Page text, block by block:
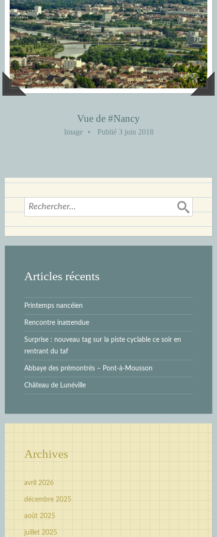
Vue de #Nancy
Image • Publié 3 juin 2018
Rechercher :
Articles récents
Printemps nancéien
Rencontre inattendue
Surprise : nouveau tag sur la piste cyclable ce soir en
rentrant du taf
Abbaye des prémontrés – Pont-à-Mousson
Château de Lunéville
Archives
avril 2026
décembre 2025
août 2025
juillet 2025